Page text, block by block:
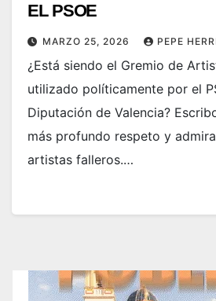
EL PSOE
MARZO 25, 2026 PEPE
¿Está siendo el Gremio de
utilizado políticamente por el
Diputación de Valencia?
más profundo respeto y
artistas falleros.…